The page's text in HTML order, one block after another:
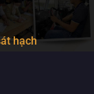
hạch